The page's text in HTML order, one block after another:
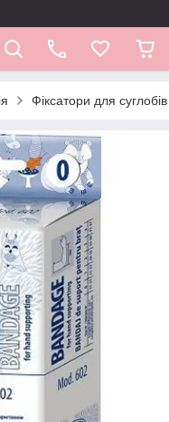
Фіксатори для суглобів